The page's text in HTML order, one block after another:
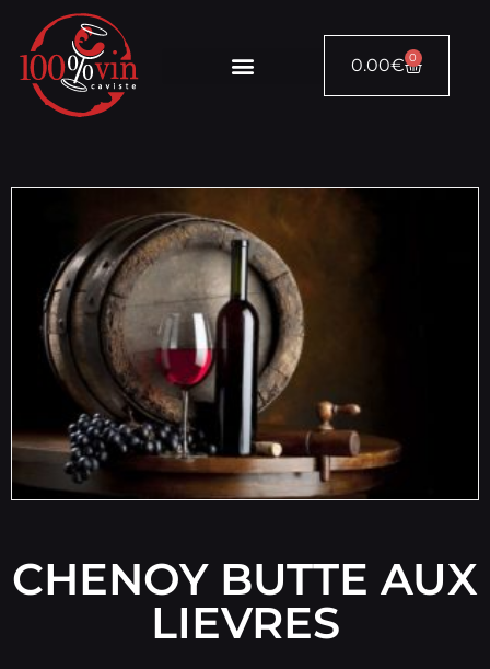
0.00€ 0
CHENOY BUTTE AUX
LIEVRES